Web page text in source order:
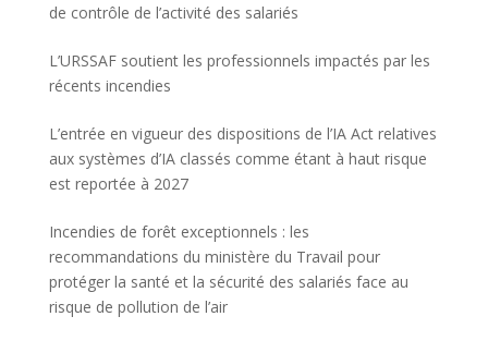
de contrôle de l’activité des salariés
L’URSSAF soutient les professionnels impactés par les
récents incendies
L’entrée en vigueur des dispositions de l’IA Act relatives
aux systèmes d’IA classés comme étant à haut risque
est reportée à 2027
Incendies de forêt exceptionnels : les
recommandations du ministère du Travail pour
protéger la santé et la sécurité des salariés face au
risque de pollution de l’air